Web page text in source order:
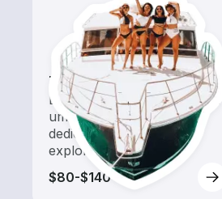
Tours
Explore as águas locais
um aluguel de barco
dedicado a passeios e
exploração
$80-$140